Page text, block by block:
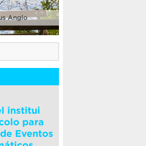
Anglo
institui
para
Eventos